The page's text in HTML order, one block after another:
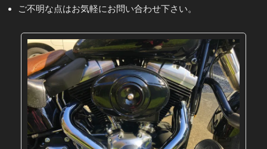
ご不明な点はお気軽にお問い合わせ下さい。